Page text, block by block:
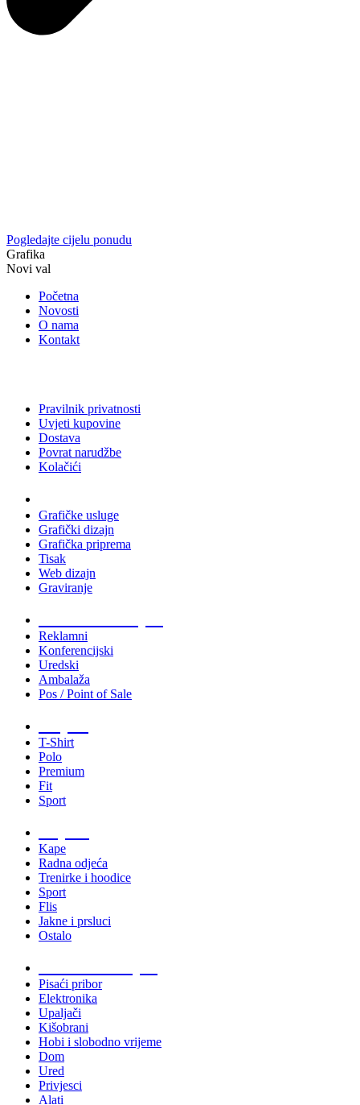
Pogledajte cijelu ponudu
Grafika
Novi val
Početna
Novosti
O nama
Kontakt
Pravilnik privatnosti
Uvjeti kupovine
Dostava
Povrat narudžbe
Kolačići
Grafičke usluge
Grafički dizajn
Grafička priprema
Tisak
Web dizajn
Graviranje
Reklamni
Konferencijski
Uredski
Ambalaža
Pos / Point of Sale
T-Shirt
Polo
Premium
Fit
Sport
Kape
Radna odjeća
Trenirke i hoodice
Sport
Flis
Jakne i prsluci
Ostalo
Pisaći pribor
Elektronika
Upaljači
Kišobrani
Hobi i slobodno vrijeme
Dom
Ured
Privjesci
Alati